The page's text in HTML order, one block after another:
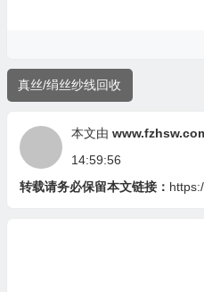
真丝/绢丝纱线回收
本文由
14:59:56
转载请务必保留本文链接：